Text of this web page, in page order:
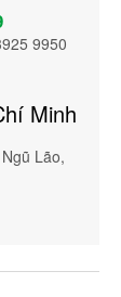
9950
Minh
Lão,